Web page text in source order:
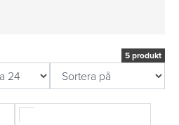
5 produkt